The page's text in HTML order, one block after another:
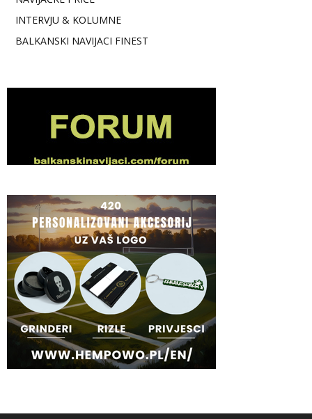
INTERVJU & KOLUMNE
BALKANSKI NAVIJACI FINEST